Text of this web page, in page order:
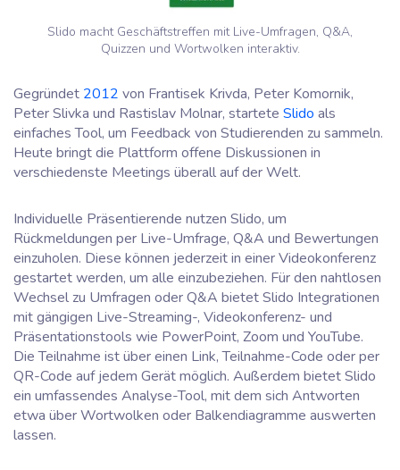
Slido macht Geschäftstreffen mit Live-Umfragen, Q&A,
Quizzen und Wortwolken interaktiv.
Gegründet 2012 von Frantisek Krivda, Peter Komornik,
Peter Slivka und Rastislav Molnar, startete Slido als
einfaches Tool, um Feedback von Studierenden zu sammeln.
Heute bringt die Plattform offene Diskussionen in
verschiedenste Meetings überall auf der Welt.
Individuelle Präsentierende nutzen Slido, um
Rückmeldungen per Live-Umfrage, Q&A und Bewertungen
einzuholen. Diese können jederzeit in einer Videokonferenz
gestartet werden, um alle einzubeziehen. Für den nahtlosen
Wechsel zu Umfragen oder Q&A bietet Slido Integrationen
mit gängigen Live-Streaming-, Videokonferenz- und
Präsentationstools wie PowerPoint, Zoom und YouTube.
Die Teilnahme ist über einen Link, Teilnahme-Code oder per
QR-Code auf jedem Gerät möglich. Außerdem bietet Slido
ein umfassendes Analyse-Tool, mit dem sich Antworten
etwa über Wortwolken oder Balkendiagramme auswerten
lassen.